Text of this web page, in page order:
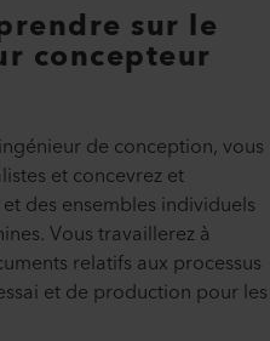
sur le
concepteur
de conception, vous
et concevrez et
des ensembles individuels
Vous travaillerez à
relatifs aux processus
et de production pour les